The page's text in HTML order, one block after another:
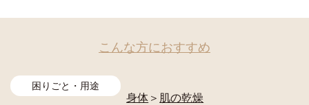
こんな方におすすめ
困りごと・用途
身体 ＞ 肌の乾燥